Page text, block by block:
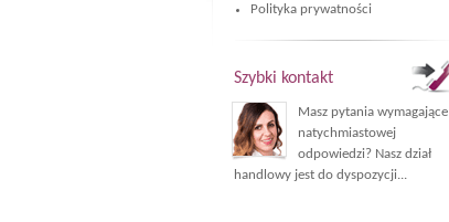
Polityka prywatności
Szybki kontakt
Masz pytania wymagające
natychmiastowej
odpowiedzi? Nasz dział
handlowy jest do dyspozycji...